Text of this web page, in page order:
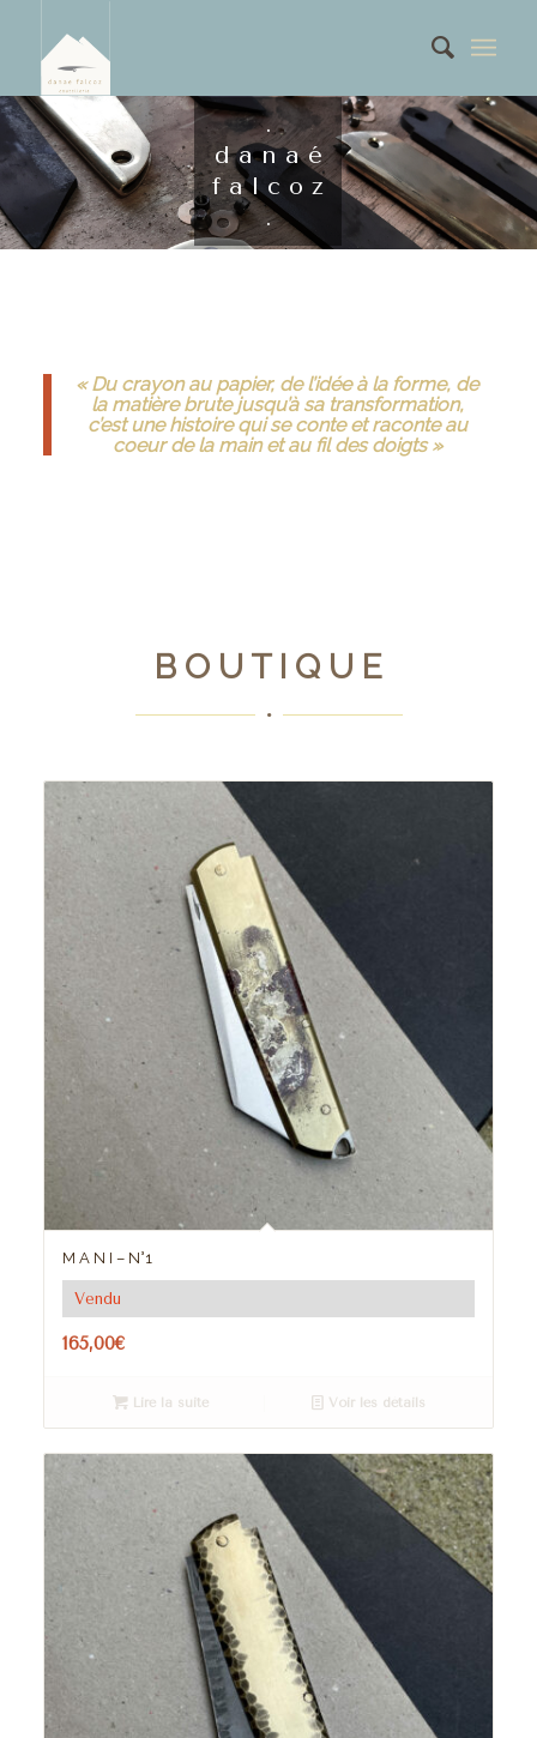
.
d a n a é
f a l c o z
.
« Du crayon au papier, de l’idée à la forme, de
la matière brute jusqu’à sa transformation,
c’est une histoire qui se conte et raconte au
coeur de la main et au fil des doigts »
B O U T I Q U E
M A N I – N°1
Vendu
165,00€
Lire la suite Voir les détails